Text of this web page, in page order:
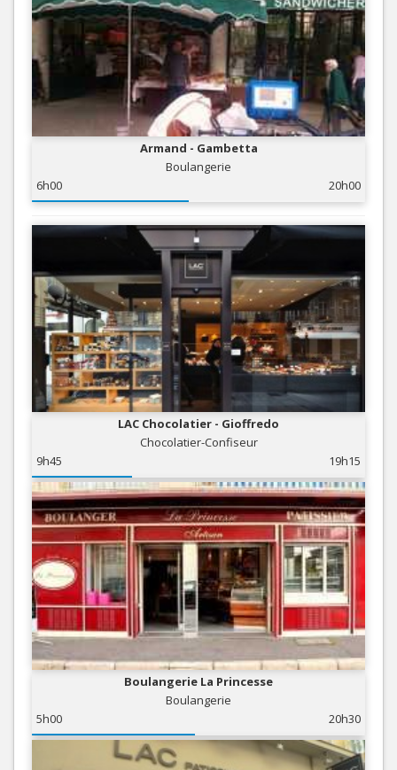
Armand - Gambetta
Boulangerie
6h00
20h00
LAC Chocolatier - Gioffredo
Chocolatier-Confiseur
9h45
19h15
Boulangerie La Princesse
Boulangerie
5h00
20h30